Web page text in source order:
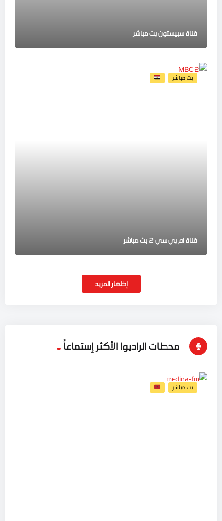
قناة سبيستون بث مباشر
بث مباشر
قناة ام بي سي 2 بث مباشر
إظهار المزيد
محطات الراديوا الأكثر إستماعاُ
بث مباشر